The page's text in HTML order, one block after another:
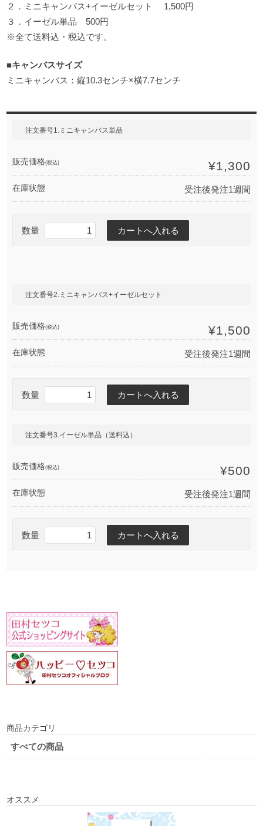
２．ミニキャンバス+イーゼルセット 1,500円
３．イーゼル単品 500円
※全て送料込・税込です。
■キャンバスサイズ
ミニキャンバス：縦10.3センチ×横7.7センチ
注文番号1.ミニキャンバス単品
販売価格(税込) ¥1,300
在庫状態 受注後発注1週間
数量
注文番号2.ミニキャンバス+イーゼルセット
販売価格(税込) ¥1,500
在庫状態 受注後発注1週間
数量
注文番号3.イーゼル単品（送料込）
販売価格(税込) ¥500
在庫状態 受注後発注1週間
数量
商品カテゴリ
すべての商品
オススメ